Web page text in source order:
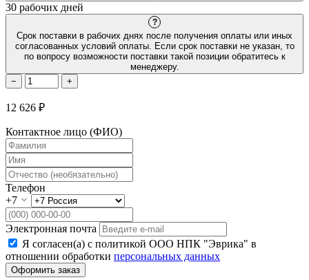
30 рабочих дней
?
Срок поставки в рабочих днях после получения оплаты или иных
согласованных условий оплаты. Если срок поставки не указан, то
по вопросу возможности поставки такой позиции обратитесь к
менеджеру.
−
+
12 626 ₽
Контактное лицо (ФИО)
Телефон
+7
Электронная почта
Я согласен(а) с политикой ООО НПК "Эврика" в
отношении обработки персональных данных
Оформить заказ